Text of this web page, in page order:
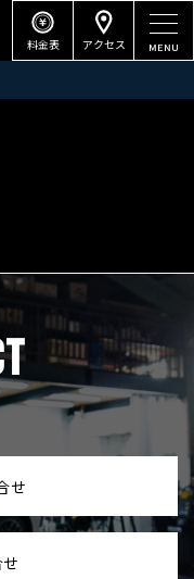
料金表 アクセス
せ